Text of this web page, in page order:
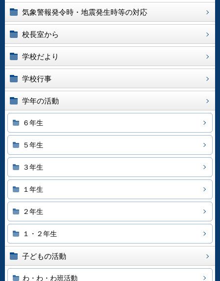
気象警報発令時・地震発生時等の対応
校長室から
学校だより
学校行事
学年の活動
６年生
５年生
３年生
１年生
２年生
１・２年生
子どもの活動
わ・わ・わ班活動